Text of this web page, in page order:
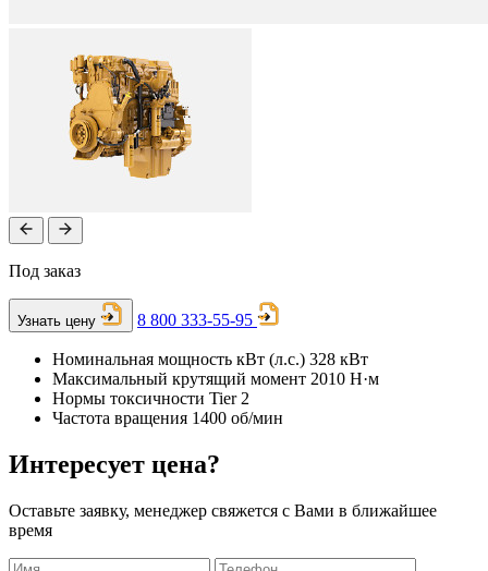
Под заказ
Узнать цену 8 800 333-55-95
Номинальная мощность кВт (л.с.) 328 кВт
Максимальный крутящий момент 2010 Н·м
Нормы токсичности Tier 2
Частота вращения 1400 об/мин
Интересует цена?
Оставьте заявку, менеджер свяжется с Вами в ближайшее
время